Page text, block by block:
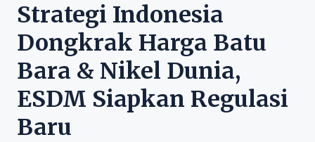
Strategi Indonesia
Dongkrak Harga Batu
Bara & Nikel Dunia,
ESDM Siapkan Regulasi
Baru